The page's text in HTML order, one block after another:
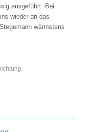
ausgeführt. Bei
wieder an das
wärmstens